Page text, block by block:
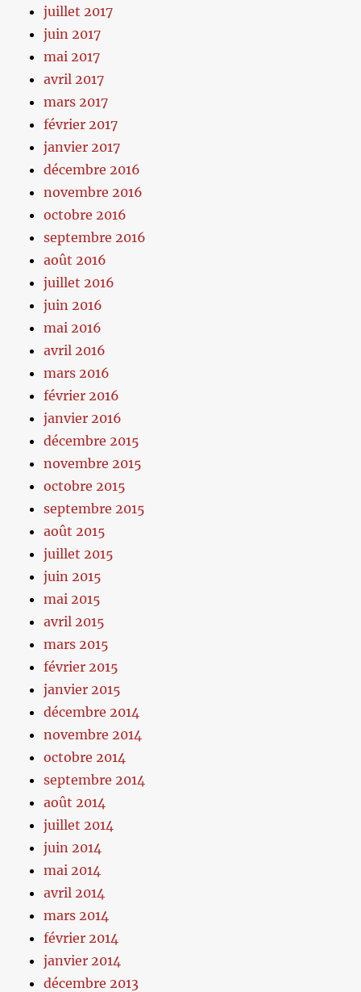
juillet 2017
juin 2017
mai 2017
avril 2017
mars 2017
février 2017
janvier 2017
décembre 2016
novembre 2016
octobre 2016
septembre 2016
août 2016
juillet 2016
juin 2016
mai 2016
avril 2016
mars 2016
février 2016
janvier 2016
décembre 2015
novembre 2015
octobre 2015
septembre 2015
août 2015
juillet 2015
juin 2015
mai 2015
avril 2015
mars 2015
février 2015
janvier 2015
décembre 2014
novembre 2014
octobre 2014
septembre 2014
août 2014
juillet 2014
juin 2014
mai 2014
avril 2014
mars 2014
février 2014
janvier 2014
décembre 2013